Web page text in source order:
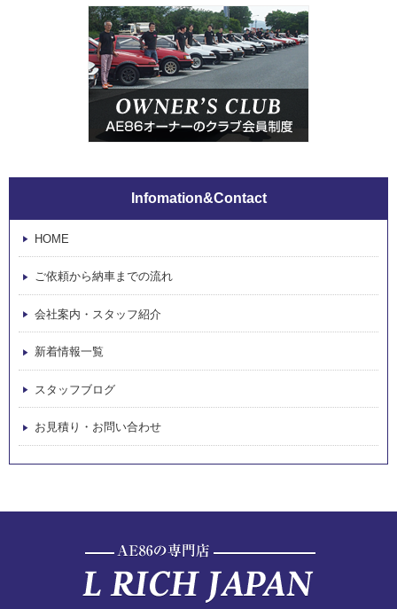
Infomation&Contact
HOME
ご依頼から納車までの流れ
会社案内・スタッフ紹介
新着情報一覧
スタッフブログ
お見積り・お問い合わせ